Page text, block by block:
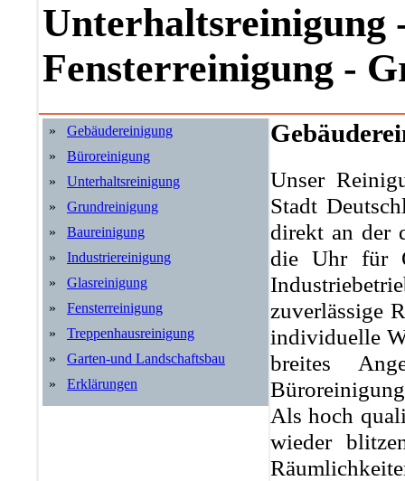
Unterhaltsreinigung
Fensterreinigung -
»
Gebäudereinigung
»
Büroreinigung
»
Unterhaltsreinigung
»
Grundreinigung
»
Baureinigung
»
Industriereinigung
»
Glasreinigung
»
Fensterreinigung
»
Treppenhausreinigung
»
Garten-und Landschaftsbau
»
Erklärungen
Unser
Stadt
direkt an der
die Uhr für
zuverlässige
individuelle
breites
Als hoch
wieder